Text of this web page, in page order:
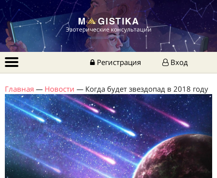
Эзотерические консультации
Регистрация Вход
Главная — Новости — Когда будет звездопад в 2018 году